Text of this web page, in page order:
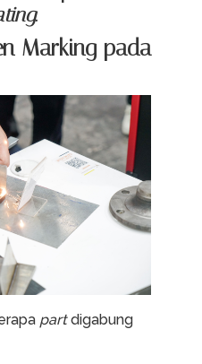
.
Marking pada
partdigabung